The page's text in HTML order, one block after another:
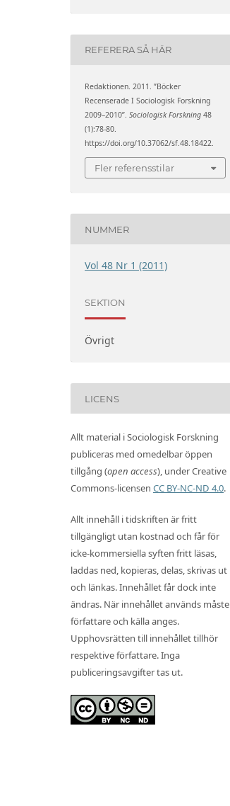
REFERERA SÅ HÄR
Redaktionen. 2011. ”Böcker
Recenserade I Sociologisk Forskning
2009–2010”.Sociologisk Forskning 48
(1):78-80.
https://doi.org/10.37062/sf.48.18422.
Fler referensstilar
NUMMER
Vol 48 Nr 1 (2011)
SEKTION
Övrigt
LICENS
Allt material i Sociologisk Forskning
publiceras med omedelbar öppen
tillgång (open access), under Creative
Commons-licensen CC BY-NC-ND 4.0.
Allt innehåll i tidskriften är fritt
tillgängligt utan kostnad och får för
icke-kommersiella syften fritt läsas,
laddas ned, kopieras, delas, skrivas ut
och länkas. Innehållet får dock inte
ändras. När innehållet används måste
författare och källa anges.
Upphovsrätten till innehållet tillhör
respektive författare. Inga
publiceringsavgifter tas ut.